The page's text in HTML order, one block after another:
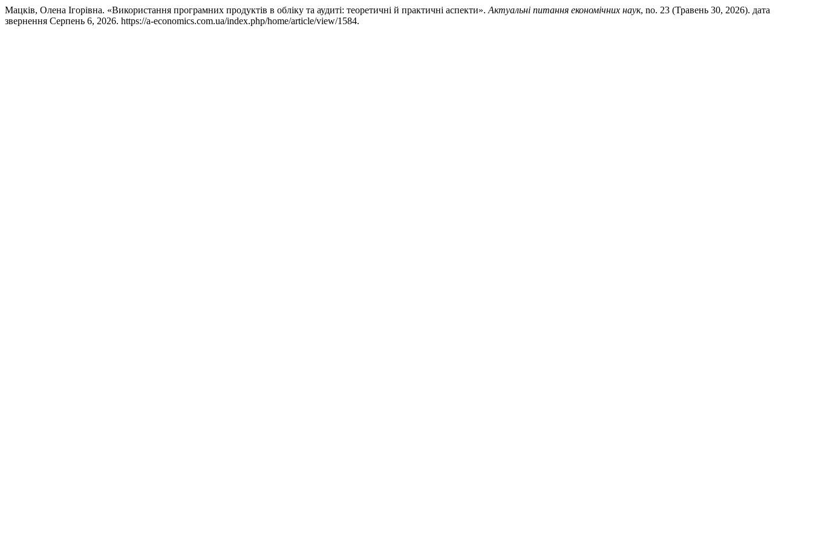
Мацків, Олена Ігорівна. «Використання програмних продуктів в обліку та аудиті: теоретичні й практичні аспекти». Актуальні питання економічних наук, no. 23 (Травень 30, 2026). дата
звернення Серпень 6, 2026. https://a-economics.com.ua/index.php/home/article/view/1584.